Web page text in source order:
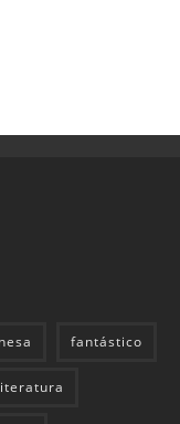
fantástico